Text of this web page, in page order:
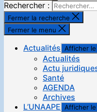
Rechercher :
Fermer la recherche
Fermer le menu
Actualités Afficher
Actualités
Actu
Santé
AGENDA
Archives
L’UNAAPE Afficher